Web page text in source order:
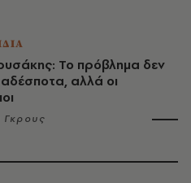
Το πρόβλημα δεν
αδέσποτα, αλλά οι